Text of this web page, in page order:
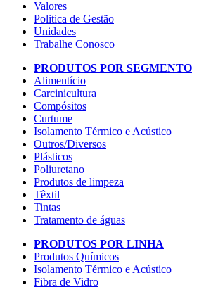
Valores
Politica de Gestão
Unidades
Trabalhe Conosco
PRODUTOS POR SEGMENTO
Alimentício
Carcinicultura
Compósitos
Curtume
Isolamento Térmico e Acústico
Outros/Diversos
Plásticos
Poliuretano
Produtos de limpeza
Têxtil
Tintas
Tratamento de águas
PRODUTOS POR LINHA
Produtos Químicos
Isolamento Térmico e Acústico
Fibra de Vidro